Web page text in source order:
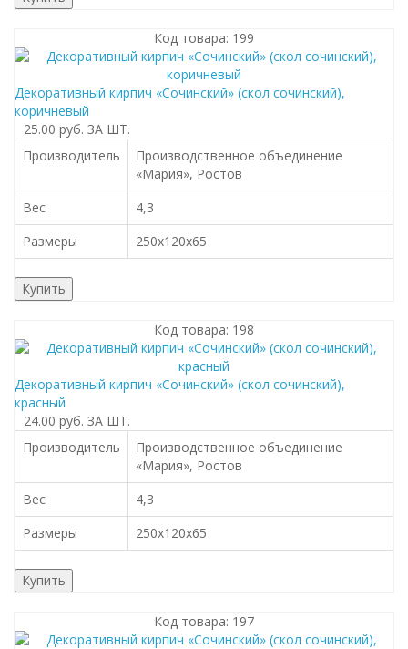
Код товара: 199
Декоративный кирпич «Сочинский» (cкол cочинский),
коричневый
25.00 руб. ЗА ШТ.
Производитель
Производственное объединение
«Мария», Ростов
Вес
4,3
Размеры
250х120х65
Купить
Код товара: 198
Декоративный кирпич «Сочинский» (cкол cочинский),
красный
24.00 руб. ЗА ШТ.
Производитель
Производственное объединение
«Мария», Ростов
Вес
4,3
Размеры
250х120х65
Купить
Код товара: 197